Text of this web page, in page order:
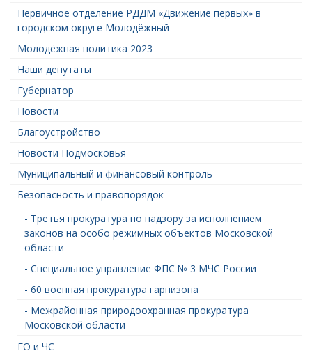
Первичное отделение РДДМ «Движение первых» в
городском округе Молодёжный
Молодёжная политика 2023
Наши депутаты
Губернатор
Новости
Благоустройство
Новости Подмосковья
Муниципальный и финансовый контроль
Безопасность и правопорядок
- Третья прокуратура по надзору за исполнением
законов на особо режимных объектов Московской
области
- Специальное управление ФПС № 3 МЧС России
- 60 военная прокуратура гарнизона
- Межрайонная природоохранная прокуратура
Московской области
ГО и ЧС